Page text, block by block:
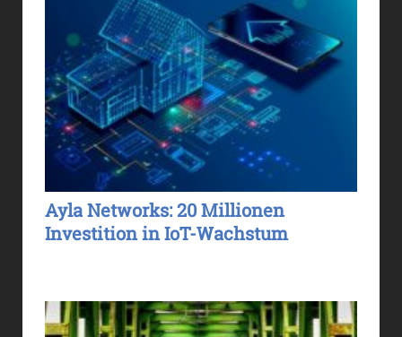
Ayla Networks: 20 Millionen
Investition in IoT-Wachstum